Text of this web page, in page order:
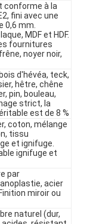
conforme à la
fini avec une
0,6 mm.
MDF et HDF.
fournitures
noyer noir,
d'hévéa, teck,
hêtre, chêne
pin, bouleau,
strict, la
est de 8 %
coton, mélange
tissu
et ignifuge.
ignifuge et
par
acier
miroir ou
naturel (dur,